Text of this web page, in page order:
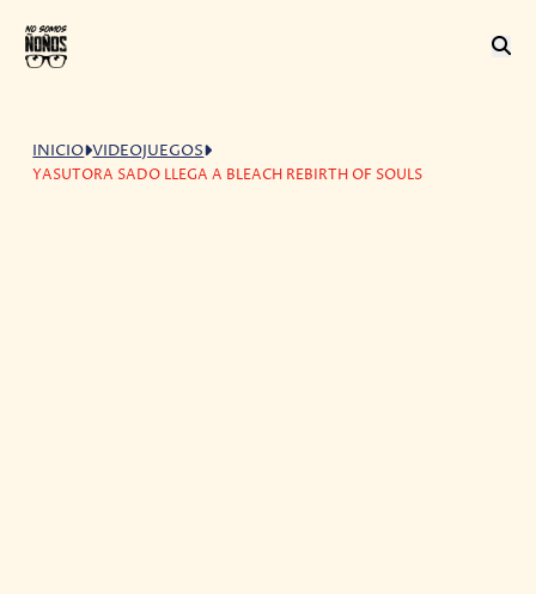
INICIO VIDEOJUEGOS
YASUTORA SADO LLEGA A BLEACH REBIRTH OF SOULS